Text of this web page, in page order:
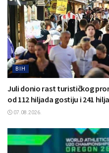
BIH
Juli donio rast turističkog
od 112 hiljada gostiju i 241
07.08.2026.